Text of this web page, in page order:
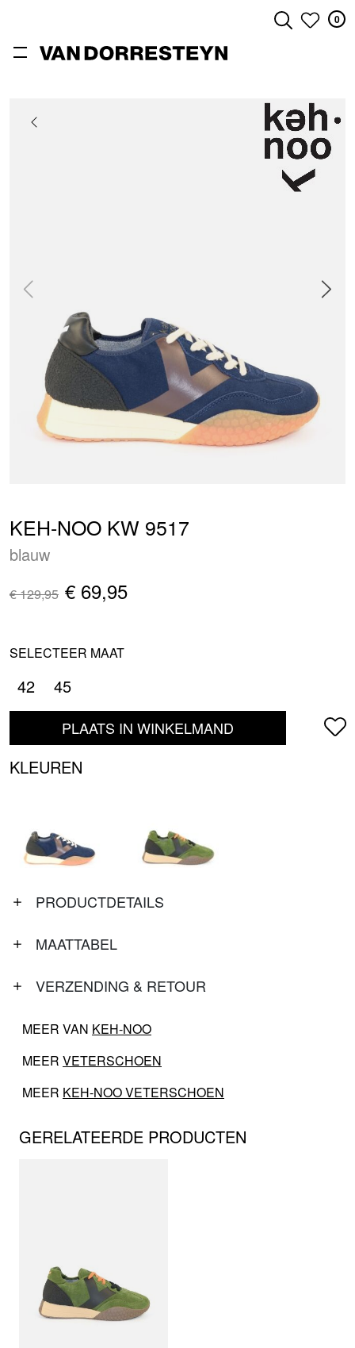
0
KEH-NOO KW 9517
blauw
€ 129,95 € 69,95
SELECTEER MAAT
42 45
PLAATS IN WINKELMAND
KLEUREN
PRODUCTDETAILS
MAATTABEL
VERZENDING & RETOUR
MEER VAN KEH-NOO
MEER VETERSCHOEN
MEER KEH-NOO VETERSCHOEN
GERELATEERDE PRODUCTEN